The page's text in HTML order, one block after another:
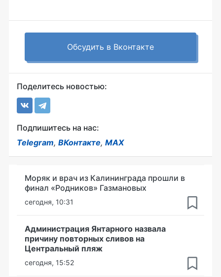
Обсудить в Вконтакте
Поделитесь новостью:
Подпишитесь на нас:
Telegram, ВКонтакте, MAX
Моряк и врач из Калининграда прошли в
финал «Родников» Газмановых
сегодня, 10:31
Администрация Янтарного назвала
причину повторных сливов на
Центральный пляж
сегодня, 15:52